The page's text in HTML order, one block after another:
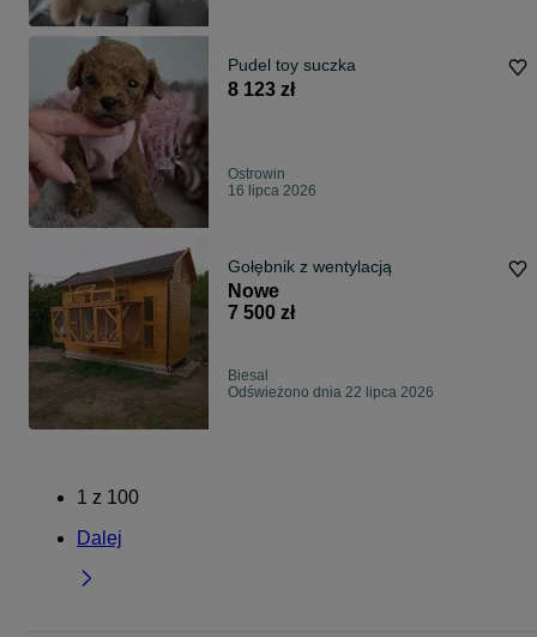
Pudel toy suczka
8 123 zł
Ostrowin
16 lipca 2026
Gołębnik z wentylacją
Nowe
7 500 zł
Biesal
Odświeżono dnia 22 lipca 2026
1 z 100
Dalej